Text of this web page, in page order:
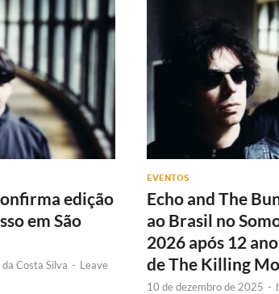
edição
em São
Costa Silva - Leave
EVENTOS
Echo and The
ao Brasil no
2026 após 12
de The Killing
10 de dezembro de 2025 -